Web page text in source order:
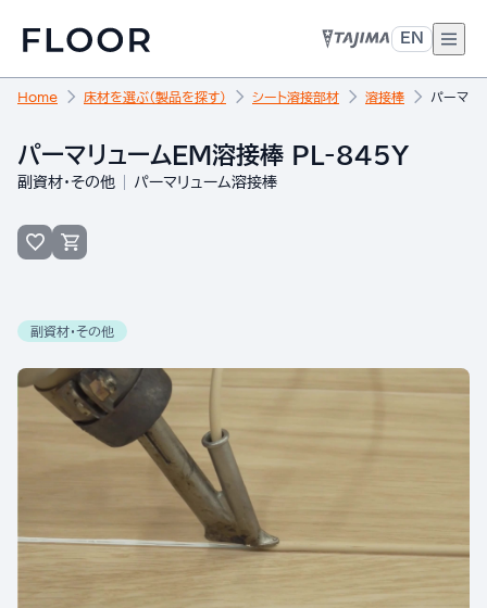
EN
Home 床材を選ぶ（製品を探す） シート溶接部材 溶接棒 パーマ
パーマリュームEM溶接棒 PL-845Y
副資材・その他 パーマリューム溶接棒
副資材・その他